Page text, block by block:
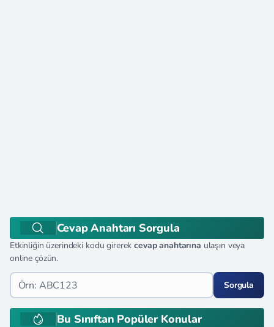
Cevap Anahtarı Sorgula
Etkinliğin üzerindeki kodu girerekcevap anahtarına ulaşın veya
online çözün.
Sorgula
Bu Sınıftan Popüler Konular